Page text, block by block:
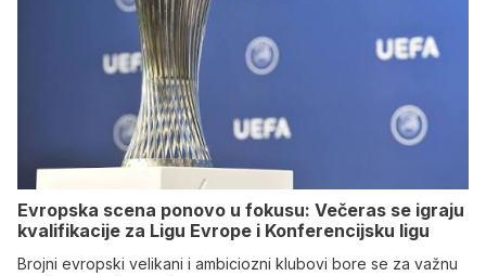
Evropska scena ponovo u fokusu: Večeras se igraju
kvalifikacije za Ligu Evrope i Konferencijsku ligu
Brojni evropski velikani i ambiciozni klubovi bore se za važnu